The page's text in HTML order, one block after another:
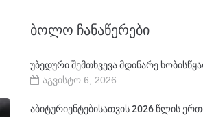
ᲑᲝᲚᲝ ᲩᲐᲜᲐᲬᲔᲠᲔᲑᲘ
უბედური შემთხვევა მდინარე
აგვისტო 6, 2026
აბიტურიენტებისათვის 2026 წლის